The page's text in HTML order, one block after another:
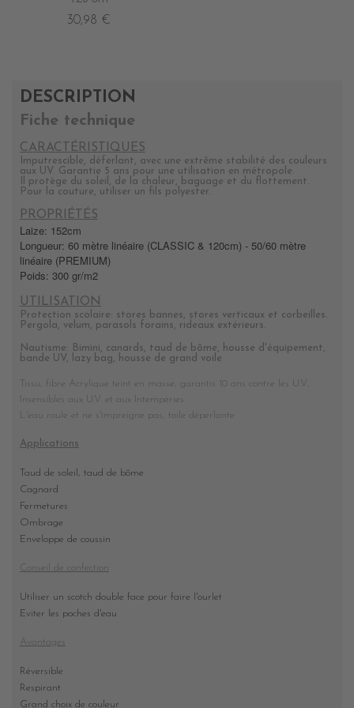
30,98 €
DESCRIPTION
Fiche technique
CARACTÉRISTIQUES
Imputrescible, déferlant, avec une extrême stabilité des couleurs
aux UV. Garantie 5 ans pour une utilisation en métropole.
Il protège du soleil, de la chaleur, baguage et du flottement.
Pour la couture, utiliser un fils polyester.
PROPRIÉTÉS
Laize: 152cm
Longueur: 60 mètre linéaire (CLASSIC & 120cm) - 50/60 mètre
linéaire (PREMIUM)
Poids: 300 gr/m2
UTILISATION
Protection scolaire: stores bannes, stores verticaux et corbeilles.
Pergola, velum, parasols forains, rideaux extérieurs.
Nautisme: Bimini, canards, taud de bôme, housse d'équipement,
bande UV, lazy bag, housse de grand voile
Tissu, fibre Acrylique teint en masse, garantis 10 ans contre les U.V..
Insensibles aux U.V. et aux Intempéries.
L'eau roule et ne s'impreigne pas, toile déperlante
Applications
Taud de soleil, taud de bôme
Cagnard
Fermetures
Ombrage
Enveloppe de coussin
Conseil de confection
Utiliser un scotch double face pour faire l'ourlet
Eviter les poches d'eau
Avantages
Réversible
Respirant
Grand choix de couleur